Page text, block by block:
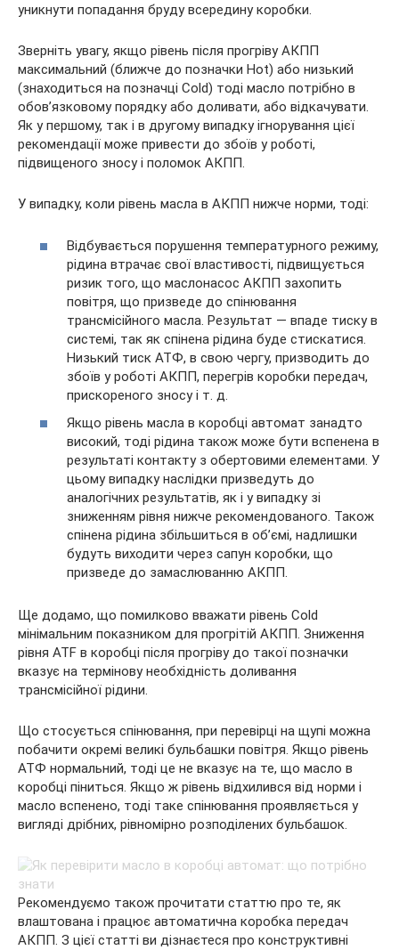
уникнути попадання бруду всередину коробки.
Зверніть увагу, якщо рівень після прогріву АКПП
максимальний (ближче до позначки Hot) або низький
(знаходиться на позначці Cold) тоді масло потрібно в
обов’язковому порядку або доливати, або відкачувати.
Як у першому, так і в другому випадку ігнорування цієї
рекомендації може привести до збоїв у роботі,
підвищеного зносу і поломок АКПП.
У випадку, коли рівень масла в АКПП нижче норми, тоді:
Відбувається порушення температурного режиму,
рідина втрачає свої властивості, підвищується
ризик того, що маслонасос АКПП захопить
повітря, що призведе до спінювання
трансмісійного масла. Результат — впаде тиску в
системі, так як спінена рідина буде стискатися.
Низький тиск АТФ, в свою чергу, призводить до
збоїв у роботі АКПП, перегрів коробки передач,
прискореного зносу і т. д.
Якщо рівень масла в коробці автомат занадто
високий, тоді рідина також може бути вспенена в
результаті контакту з обертовими елементами. У
цьому випадку наслідки призведуть до
аналогічних результатів, як і у випадку зі
зниженням рівня нижче рекомендованого. Також
спінена рідина збільшиться в об’ємі, надлишки
будуть виходити через сапун коробки, що
призведе до замаслюванню АКПП.
Ще додамо, що помилково вважати рівень Cold
мінімальним показником для прогрітій АКПП. Зниження
рівня ATF в коробці після прогріву до такої позначки
вказує на термінову необхідність доливання
трансмісійної рідини.
Що стосується спінювання, при перевірці на щупі можна
побачити окремі великі бульбашки повітря. Якщо рівень
АТФ нормальний, тоді це не вказує на те, що масло в
коробці піниться. Якщо ж рівень відхилився від норми і
масло вспенено, тоді таке спінювання проявляється у
вигляді дрібних, рівномірно розподілених бульбашок.
Рекомендуємо також прочитати статтю про те, як
влаштована і працює автоматична коробка передач
АКПП. З цієї статті ви дізнаєтеся про конструктивні